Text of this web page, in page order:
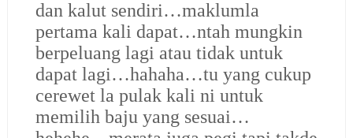
dan kalut sendiri…maklumla
pertama kali dapat…ntah mungkin
berpeluang lagi atau tidak untuk
dapat lagi…hahaha…tu yang cukup
cerewet la pulak kali ni untuk
memilih baju yang sesuai…